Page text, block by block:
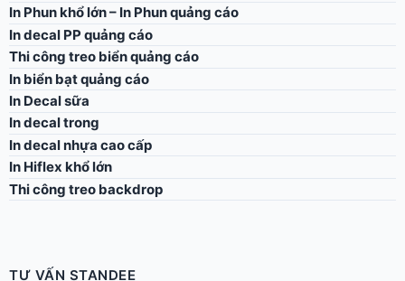
In Phun khổ lớn – In Phun quảng cáo
In decal PP quảng cáo
Thi công treo biển quảng cáo
In biển bạt quảng cáo
In Decal sữa
In decal trong
In decal nhựa cao cấp
In Hiflex khổ lớn
Thi công treo backdrop
TƯ VẤN STANDEE